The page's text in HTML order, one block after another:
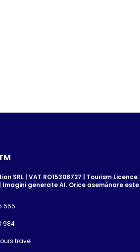
SRL | VAT RO15308727 | Tourism
Imagini generate AI. Orice asemănare
555
984